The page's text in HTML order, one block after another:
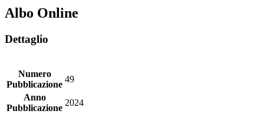
Albo Online
Dettaglio
Numero
Pubblicazione
49
Anno
Pubblicazione
2024